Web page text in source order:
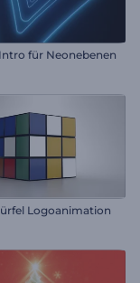
für Neonebenen
Logoanimation